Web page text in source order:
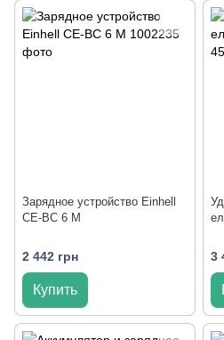
Зарядное устройство Einhell
CE-BC 6 M
2 442 грн
Купить
3